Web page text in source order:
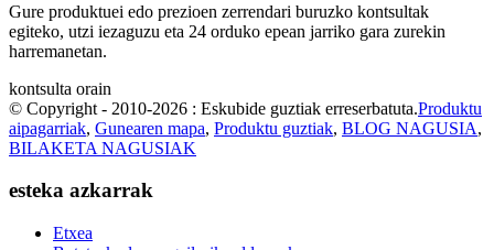
Gure produktuei edo prezioen zerrendari buruzko kontsultak
egiteko, utzi iezaguzu eta 24 orduko epean jarriko gara zurekin
harremanetan.
kontsulta orain
© Copyright - 2010-2026 : Eskubide guztiak erreserbatuta.Produktu
aipagarriak, Gunearen mapa, Produktu guztiak, BLOG NAGUSIA,
BILAKETA NAGUSIAK
esteka azkarrak
Etxea